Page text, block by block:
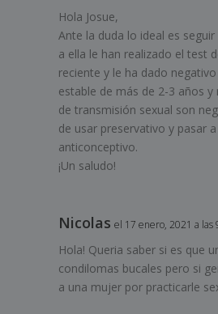
Hola Josue,
Ante la duda lo ideal es
a ella le han realizado el test
reciente y le ha dado
estable de más de 2-3 años
de transmisión sexual son
de usar preservativo y pasar
anticonceptivo.
¡Un saludo!
Nicolas el 17 enero, 2021 a las
Hola! Queria saber si es que
condilomas bucales pero si
a una mujer por practicarle